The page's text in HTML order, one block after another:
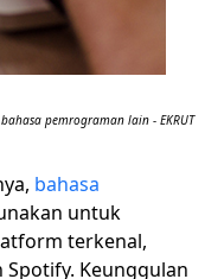
pemrograman lain - EKRUT
bahasa
untuk
terkenal,
Keunggulan